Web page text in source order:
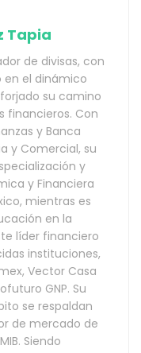
Tapia
de divisas, con
en el dinámico
su camino
financieros. Con
y Banca
y Comercial, su
y
y Financiera
mientras es
en la
líder financiero
instituciones,
Vector Casa
GNP. Su
se respaldan
de mercado de
Siendo